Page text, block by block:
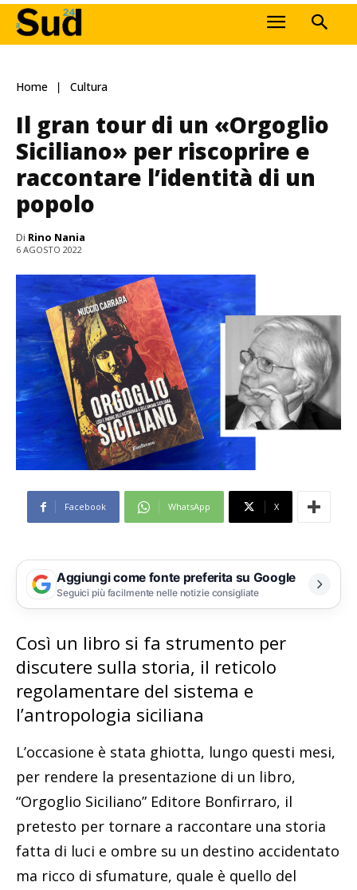
Home Cultura
Il gran tour di un «Orgoglio
Siciliano» per riscoprire e
raccontare l’identità di un
popolo
Di Rino Nania
6 AGOSTO 2022
Facebook WhatsApp X
Aggiungi come fonte preferita su Google
Seguici più facilmente nelle notizie consigliate
Così un libro si fa strumento per
discutere sulla storia, il reticolo
regolamentare del sistema e
l’antropologia siciliana
L’occasione è stata ghiotta, lungo questi mesi,
per rendere la presentazione di un libro,
“Orgoglio Siciliano” Editore Bonfirraro, il
pretesto per tornare a raccontare una storia
fatta di luci e ombre su un destino accidentato
ma ricco di sfumature, quale è quello del